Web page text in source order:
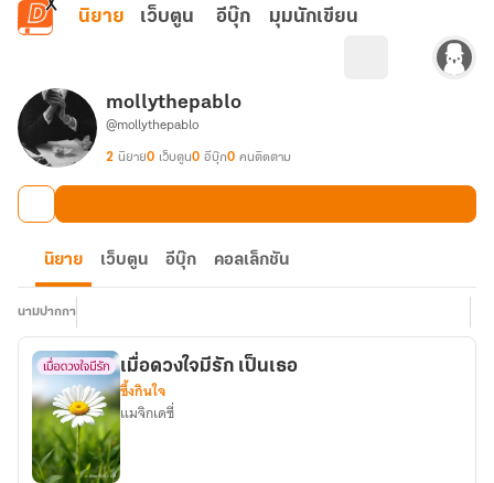
ข้ามไปยังเนื้อหาหลัก
นิยาย เว็บตูน อีบุ๊ก มุมนักเขียน
mollythepablo
@mollythepablo
2 นิยาย0 เว็บตูน0 อีบุ๊ก0 คนติดตาม
นิยาย เว็บตูน อีบุ๊ก คอลเล็กชัน
นามปากกา
เมื่อดวงใจมีรัก เป็นเธอ
ซึ้งกินใจ
แมจิกเดซี่